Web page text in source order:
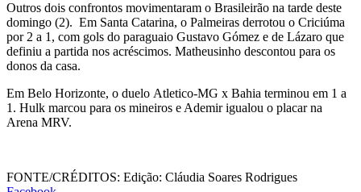
Outros dois confrontos movimentaram o Brasileirão na tarde deste
domingo (2). Em Santa Catarina, o Palmeiras derrotou o Criciúma
por 2 a 1, com gols do paraguaio Gustavo Gómez e de Lázaro que
definiu a partida nos acréscimos. Matheusinho descontou para os
donos da casa.
Em Belo Horizonte, o duelo Atletico-MG x Bahia terminou em 1 a
1. Hulk marcou para os mineiros e Ademir igualou o placar na
Arena MRV.
FONTE/CRÉDITOS: Edição: Cláudia Soares Rodrigues